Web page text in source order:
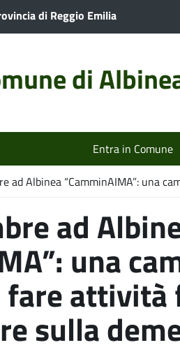
di Reggio Emilia
di
Entra in Comune
ad Albinea “CamminAIMA”: una
ad
una
attività
sulla